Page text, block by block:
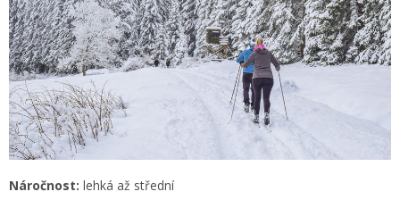
Náročnost: lehká až střední